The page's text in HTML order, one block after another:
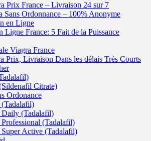
Prix France – Livraison 24 sur 7
Sans Ordonnance – 100% Anonyme
en Ligne
Ligne France: 5 Fait de la Puissance
Viagra France
Prix, Livraison Dans les délais Très Courts
Citrate)
Ordonance
(Tadalafil)
(Tadalafil)
Active (Tadalafil)